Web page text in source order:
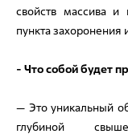
свойств массива и
пункта
- Что собой будет
— Это уникальный
глубиной